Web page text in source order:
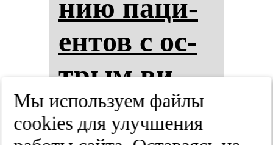
нию па­ци­
ен­тов с ос­
трым ви­
рус­ным си­
Мы используем файлы
cооkies для улучшения